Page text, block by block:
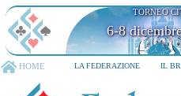
TORNEO
6-8
HOME LA FEDERAZIONE IL